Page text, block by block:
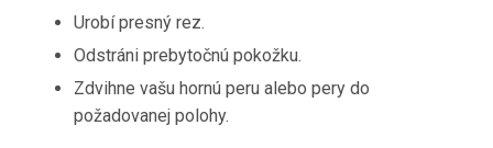
Urobí presný rez.
Odstráni prebytočnú pokožku.
Zdvihne vašu hornú peru alebo pery do
požadovanej polohy.